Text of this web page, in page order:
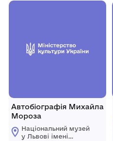
Автобіографія Михайла
Мороза
Національний музей
у Львові імені